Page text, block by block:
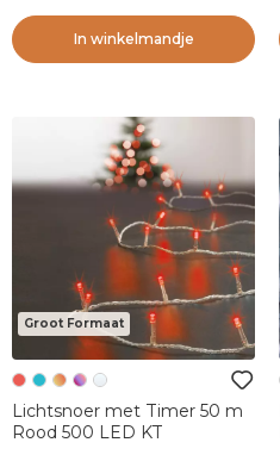
In winkelmandje
Groot Formaat
Lichtsnoer met Timer 50 m
Rood 500 LED KT